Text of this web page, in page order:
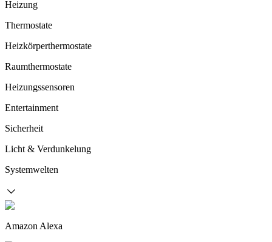
Heizung
Thermostate
Heizkörperthermostate
Raumthermostate
Heizungssensoren
Entertainment
Sicherheit
Licht & Verdunkelung
Systemwelten
Amazon Alexa